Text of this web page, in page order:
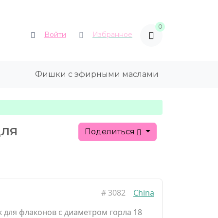
Войти Избранное
0
Фишки с эфирными маслами
Поделиться
#3082
China
для флаконов с диаметром горла 18